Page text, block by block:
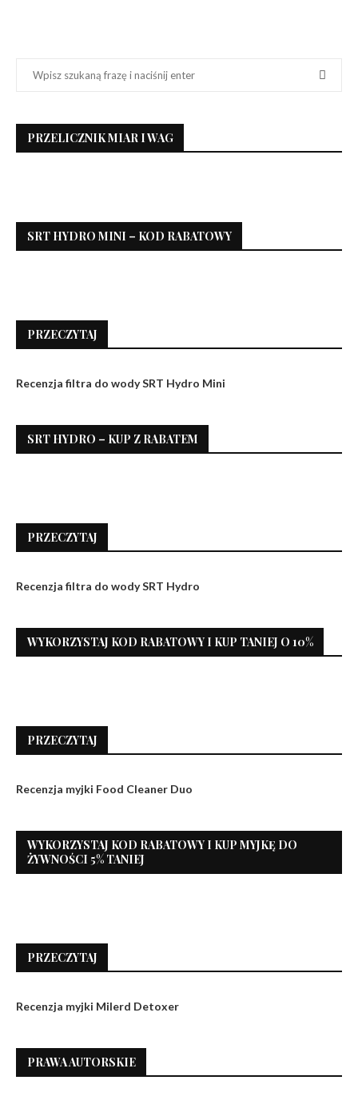
PRZELICZNIK MIAR I WAG
SRT HYDRO MINI – KOD RABATOWY
PRZECZYTAJ
Recenzja filtra do wody SRT Hydro Mini
SRT HYDRO – KUP Z RABATEM
PRZECZYTAJ
Recenzja filtra do wody SRT Hydro
WYKORZYSTAJ KOD RABATOWY I KUP TANIEJ O 10%
PRZECZYTAJ
Recenzja myjki Food Cleaner Duo
WYKORZYSTAJ KOD RABATOWY I KUP MYJKĘ DO
ŻYWNOŚCI 5% TANIEJ
PRZECZYTAJ
Recenzja myjki Milerd Detoxer
PRAWA AUTORSKIE